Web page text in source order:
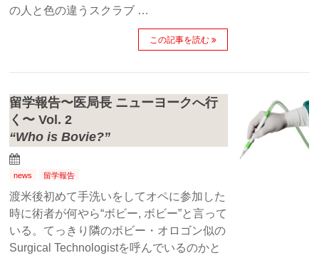
の人と色の違うスクラブ …
この記事を読む
留学報告〜医局長 ニューヨークへ行
く〜 Vol. 2
“Who is Bovie?”
news 留学報告
渡米後初めて手洗いをしてオペに参加した
時に術者が何やら“ボビー, ボビー”と言って
いる。てっきり隣のボビー・オロゴン似の
Surgical Technologistを呼んでいるのかと